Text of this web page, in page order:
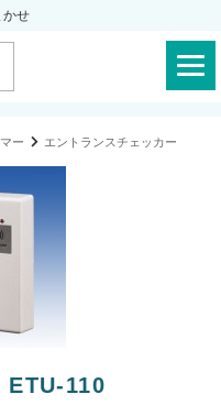
かせ
ー エントランスチェッカー
ETU-110